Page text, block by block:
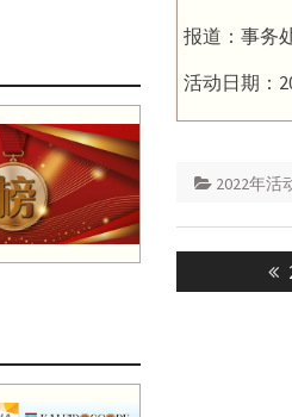
报道：事务
活动日期：
2022年活
Post